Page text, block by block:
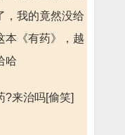
，我的竟然没给
本《有药》，越
哈
?来治吗[偷笑]